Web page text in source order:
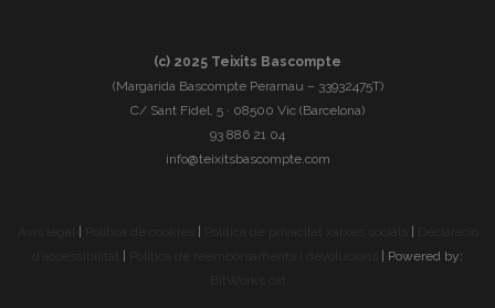
(c) 2025 Teixits Bascompte
(Margarida Bascompte Perarnau – 33932475T)
C/ Sant Fidel, 5 · 08500 Vic (Barcelona)
93 886 21 04
info@teixitsbascompte.com
| | |
|
| Powered by: